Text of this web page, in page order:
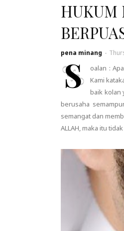
HUKUM
pena minang -
S
oalan :
Kami
baik kolan
berusaha
semangat dan
ALLAH, maka itu